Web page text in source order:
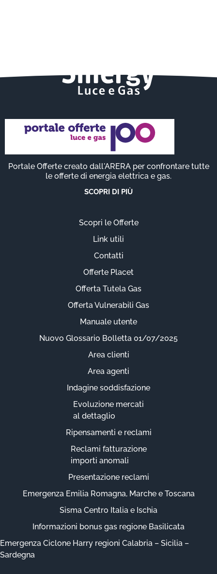
Portale Offerte creato dall'ARERA per confrontare tutte
le offerte di energia elettrica e gas.
SCOPRI DI PIÙ
Scopri le Offerte
Link utili
Contatti
Offerte Placet
Offerta Tutela Gas
Offerta Vulnerabili Gas
Manuale utente
Nuovo Glossario Bolletta 01/07/2025
Area clienti
Area agenti
Indagine soddisfazione
Evoluzione mercati
al dettaglio
Ripensamenti e reclami
Reclami fatturazione
importi anomali
Presentazione reclami
Emergenza Emilia Romagna, Marche e Toscana
Sisma Centro Italia e Ischia
Informazioni bonus gas regione Basilicata
Emergenza Ciclone Harry regioni Calabria – Sicilia –
Sardegna